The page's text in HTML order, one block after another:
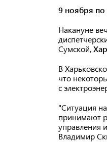
9 ноября
Накануне
Сумской,
В
что
с
"Ситуация
принимают
управления
Владимир